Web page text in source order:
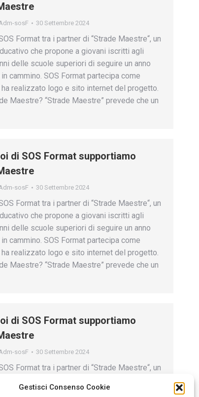
Gestisci Consenso Cookie
sosF 30 Settembre 2024
Format tra i partner di “Strade Maestre“, un
che propone a giovani iscritti agli
delle scuole superiori di seguire un anno
cammino. SOS Format partecipa come
realizzato logo e sito internet del progetto.
Maestre? “Strade Maestre” prevede che un
di SOS Format supportiamo
sosF 30 Settembre 2024
Format tra i partner di “Strade Maestre“, un
che propone a giovani iscritti agli
delle scuole superiori di seguire un anno
cammino. SOS Format partecipa come
realizzato logo e sito internet del progetto.
Maestre? “Strade Maestre” prevede che un
di SOS Format supportiamo
sosF 30 Settembre 2024
Format tra i partner di “Strade Maestre“, un
delle scuole superiori di seguire un anno